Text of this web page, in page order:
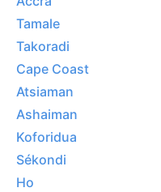
Tamale
Takoradi
Cape Coast
Atsiaman
Ashaiman
Koforidua
Sékondi
Ho